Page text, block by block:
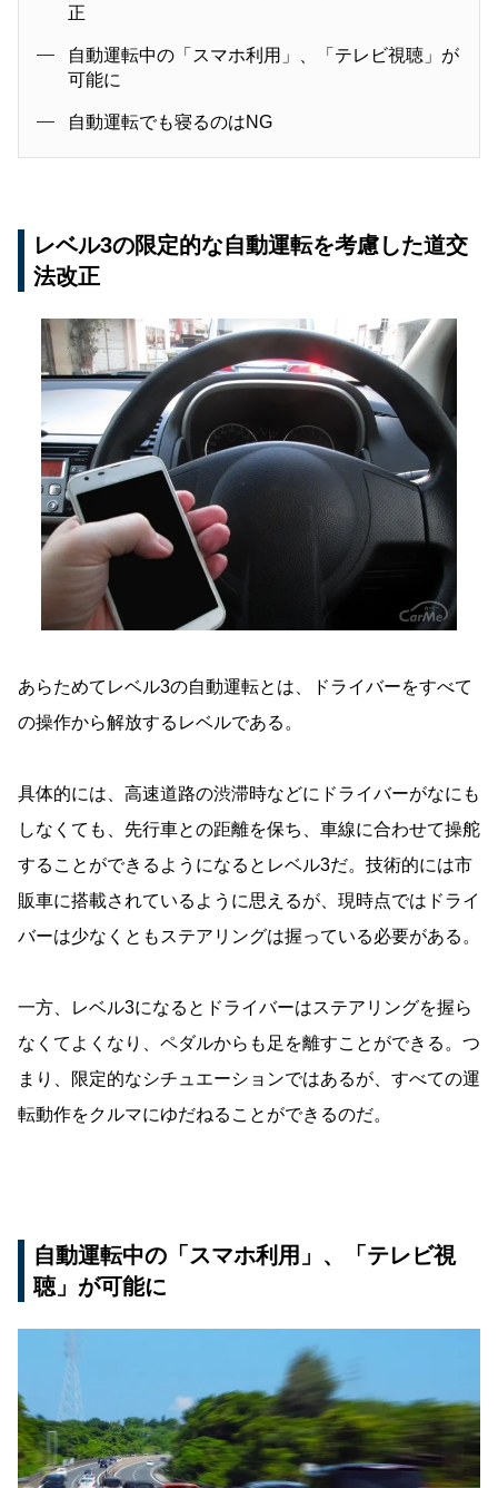
正
自動運転中の「スマホ利用」、「テレビ視聴」が
可能に
自動運転でも寝るのはNG
レベル3の限定的な自動運転を考慮した道交
法改正
あらためてレベル3の自動運転とは、ドライバーをすべて
の操作から解放するレベルである。
具体的には、高速道路の渋滞時などにドライバーがなにも
しなくても、先行車との距離を保ち、車線に合わせて操舵
することができるようになるとレベル3だ。技術的には市
販車に搭載されているように思えるが、現時点ではドライ
バーは少なくともステアリングは握っている必要がある。
一方、レベル3になるとドライバーはステアリングを握ら
なくてよくなり、ペダルからも足を離すことができる。つ
まり、限定的なシチュエーションではあるが、すべての運
転動作をクルマにゆだねることができるのだ。
自動運転中の「スマホ利用」、「テレビ視
聴」が可能に